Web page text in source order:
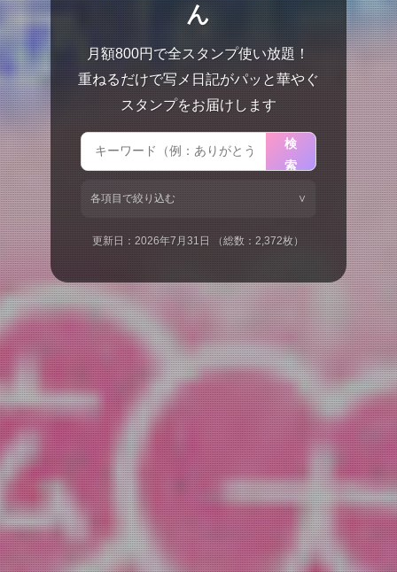
ん
月額800円で全スタンプ使い放題！
重ねるだけで写メ日記がパッと華やぐ
スタンプをお届けします
検
索
各項目で絞り込む ∨
更新日：2026年7月31日 （総数：2,372枚）